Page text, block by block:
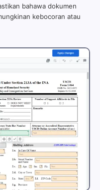
bahawa dokumen
kebocoran atau